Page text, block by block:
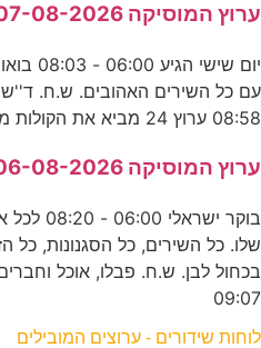
ערוץ המוסיקה 07-08-2026
08:58 ערוץ 24 מביא את הקולות מהשטח. החיילים שלנו מקדישים
ערוץ המוסיקה 06-08-2026
בוקר
שלו. כל השירים, כל הסגנונות, כל
09:07
לוחות שידורים - ערוצים המובילים